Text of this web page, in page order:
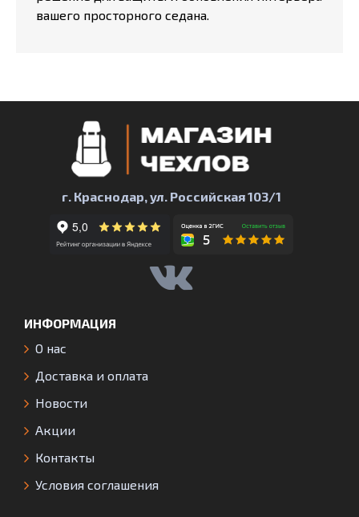
вашего просторного седана.
г. Краснодар, ул. Российская 103/1
ИНФОРМАЦИЯ
О нас
Доставка и оплата
Новости
Акции
Контакты
Условия соглашения